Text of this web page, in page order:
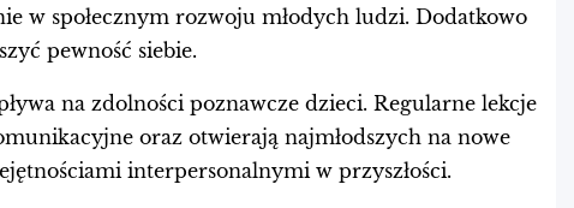
w społecznym rozwoju młodych ludzi. Dodatkowo
pewność siebie.
na zdolności poznawcze dzieci. Regularne lekcje
oraz otwierają najmłodszych na nowe
interpersonalnymi w przyszłości.